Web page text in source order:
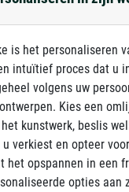
is het personaliseren
intuïtief proces dat u
volgens uw
Kies een
kunstwerk, beslis
verkiest en opteer
het opspannen in een
opties aan